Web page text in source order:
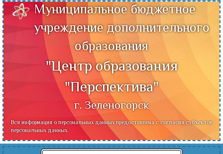
Муниципальное бюджетное
учреждение дополнительного
образования
"Центр образования
"Перспектива"
г. Зеленогорск
Вся информация о персональных данных предоставлена с согласия субъектов
персональных данных.